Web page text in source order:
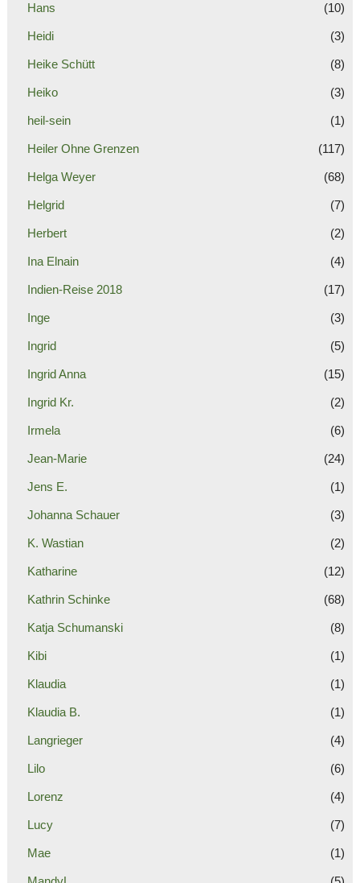
Hans (10)
Heidi (3)
Heike Schütt (8)
Heiko (3)
heil-sein (1)
Heiler Ohne Grenzen (117)
Helga Weyer (68)
Helgrid (7)
Herbert (2)
Ina Elnain (4)
Indien-Reise 2018 (17)
Inge (3)
Ingrid (5)
Ingrid Anna (15)
Ingrid Kr. (2)
Irmela (6)
Jean-Marie (24)
Jens E. (1)
Johanna Schauer (3)
K. Wastian (2)
Katharine (12)
Kathrin Schinke (68)
Katja Schumanski (8)
Kibi (1)
Klaudia (1)
Klaudia B. (1)
Langrieger (4)
Lilo (6)
Lorenz (4)
Lucy (7)
Mae (1)